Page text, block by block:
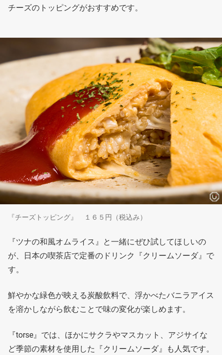
チーズのトッピングがおすすめです。
『チーズトッピング』 １６５円（税込み）
『ツナの和風オムライス』と一緒にぜひ試してほしいの
が、日本の喫茶店で定番のドリンク『クリームソーダ』で
す。
鮮やかな緑色が映える炭酸飲料で、浮かべたバニラアイス
を溶かしながら飲むことで味の変化が楽しめます。
『torse』では、ほかにサクラやマスカット、アジサイな
ど季節の素材を使用した『クリームソーダ』も人気です。